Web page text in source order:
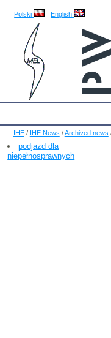
Polski English
IHE / IHE News /Archived news
podjazd dla
niepełnosprawnych